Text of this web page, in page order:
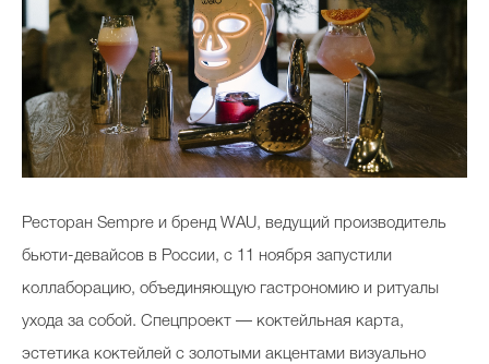
Ресторан Sempre и бренд WAU, ведущий производитель
бьюти-девайсов в России, с 11 ноября запустили
коллаборацию, объединяющую гастрономию и ритуалы
ухода за собой. Спецпроект — коктейльная карта,
эстетика коктейлей с золотыми акцентами визуально